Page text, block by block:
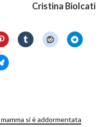
Cristina Biolcati
mamma si è addormentata